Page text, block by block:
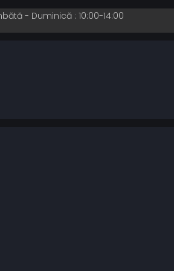
- Duminică : 10:00-14:00